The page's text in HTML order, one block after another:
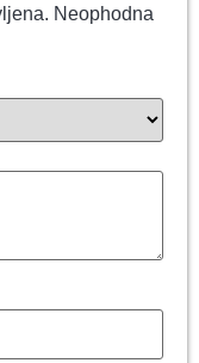
Neophodna